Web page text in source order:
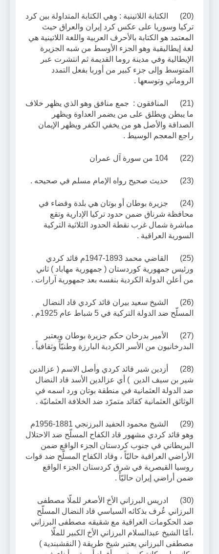
(20) الكتابة اللاتينية : وهي الكتابة المتداولة بين كرد
تركيا وسوريا على عكس كرد إيران والعراق حيث
المعتمد هو الكتابة بالأحرف العربية واللغة اللاتينية هي
لغة إيطاليقية وهو الجزء الأوسط من شبه الجزيرة
الإيطالية وفي مدينة روما القديمة ثم انتشرت عبر
المتوسط وإلى جزء كبير من أوربا بفعل التمدد
الروماني وتوسعها .
(21) المنافقون : جمع منافق وهو الذي يظهر خلاف
ما يبطن ويطلق على من يضمر العداوة ويظهر
الصداقة والأصل هو من يخفي الكفر ويظهر الإيمان
راجع المعجم الوسيط .
(22) 104 من سورة آل عمران
(23) حديث صحيح رواه الإمام مسلم في صحيحه .
(24) جزيرة بوطان أو بوتان هي بلدة وقضاء في
محافظة شرناق ضمن حدود تركيا الإدارية وتقع
مباشرة شمال غرب نقطة الحدود الثلاثية التركية
السورية العراقية .
(25) القاضي محمد 1893-1947م قائد كردي
ورئيس جمهورية كوردستان ( جمهورية مهاباد ) ثاني
من أعلن الدولة الكردية بنفسه بعد جمهورية آرارات .
(26) الشيخ سعيد بيران قائد كردي قاد النضال
المسلّح ضد الدولة التركية في 5 شباط عام 1925م .
(27) الأمير بدرخان حكم جزيرة بوطان ويعتبر
البدرخانيون من الأسر الكردية البارزة وطنيّاً وثقافياً .
(28) أزدين شير قائد كردي وأصل الاسم ( عزالدين
شير بن سيف الدين ) أي عزالدين الأسد قاد النضال
ضد الدولة العثمانية في منطقة بوتان ورد اسمه في
الوثائق العثمانية كقائد متمرّد ضد الخلافة العثمانيّة .
(29) الشيخ محمود الحفيد البرزنجي 1881-1956م
وهو قائد كردي مشهور قاد الكفاح المسلّح ضد الاحتلال
البريطاني في جنوب كردستان الجزء الواقع ضمن
الأراضي العراقية حاليّاً ، وقاد الكفاح المسلّح ضد قوات
روسيا القيصرية في شرق كردستان الجزء الواقع
ضمن أراضي إيران حاليّاً .
(30) ادريس البرزاني الأخ الأصغر للملّا مصطفى
البرزاني عُرف بذكائه السياسي قاد النضال المسلّح
ضد الحكومات العراقية مع شقيقه مصطفى البرزاني
،أمّا الشيخ عبدالسلام البرزاني الأخ الكبير للملّا
مصطفى البرزاني يعتبر شيخ طريقة ( النقشبندية )